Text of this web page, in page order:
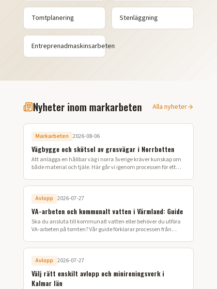
Tomtplanering Stenläggning
Entreprenadmaskinsarbeten
Nyheter inom markarbeten Alla nyheter
Markarbeten 2026-08-06
Vägbygge och skötsel av grusvägar i Norrbotten
Att anlägga en hållbar väg i norra Sverige kräver kunskap om
både material och tjäle. Här går vi igenom processen för ett
Avlopp 2026-07-27
VA-arbeten och kommunalt vatten i Värmland: Guide
Ska du ansluta till kommunalt vatten eller behöver du utföra
VA-arbeten på tomten? Vår guide förklarar processen från
Avlopp 2026-07-27
Välj rätt enskilt avlopp och minireningsverk i
Kalmar län